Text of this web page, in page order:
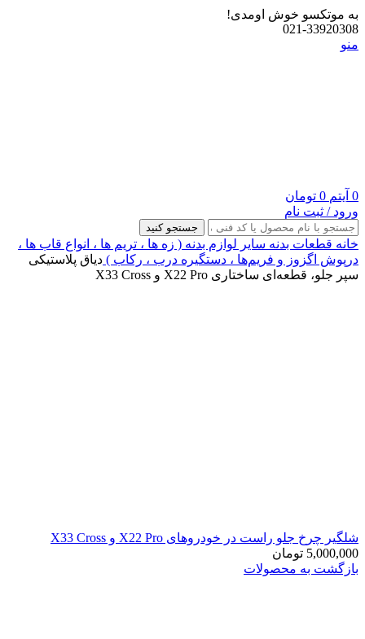
به موتکسو خوش اومدی!
021-33920308
منو
0 آیتم 0 تومان
ورود / ثبت نام
جستجو کنید
خانه قطعات بدنه سایر لوازم بدنه ( زه ها ، تریم ها ، انواع قاب ها ،
درپوش اگزوز و فریم‌ها ، دستگیره درب ، رکاب ) دیاق پلاستیکی
سپر جلو، قطعه‌ای ساختاری X22 Pro و X33 Cross
شلگیر چرخ جلو راست در خودروهای X22 Pro و X33 Cross
5,000,000 تومان
بازگشت به محصولات